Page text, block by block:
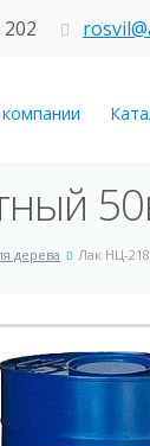
дерева Лак НЦ-